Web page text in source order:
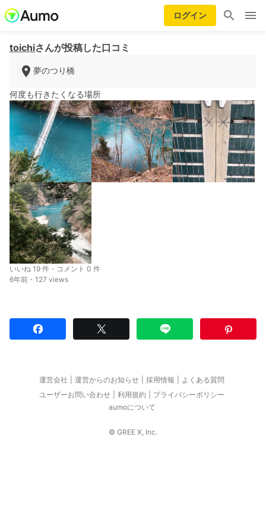
ログイン
toichiさんが投稿した口コミ
夢のつり橋
何度も行きたくなる場所
いいね 19 件・コメント 0 件
6年前・127 views
運営会社 運営からのお知らせ 採用情報
よくある質問
ユーザーお問い合わせ
利用規約
プライバシーポリシー
aumoについて
© GREE X, Inc.